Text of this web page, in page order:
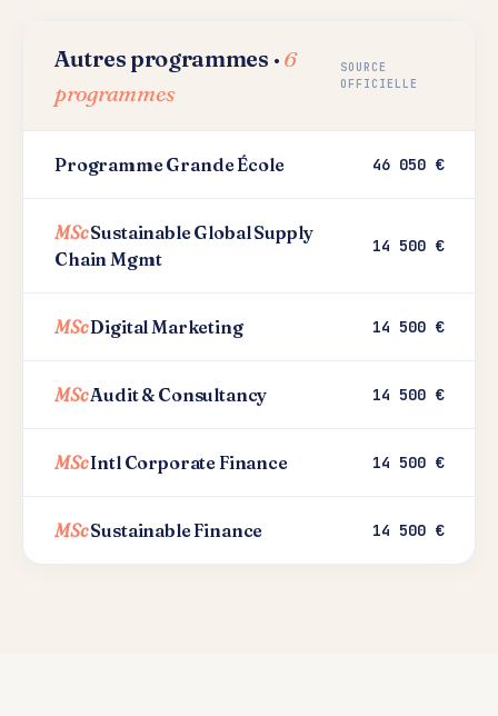
Autres programmes · 6
programmes
SOURCE
OFFICIELLE
Programme Grande École 46 050 €
MScSustainable Global Supply
Chain Mgmt
14 500 €
MScDigital Marketing 14 500 €
MScAudit & Consultancy 14 500 €
MScIntl Corporate Finance 14 500 €
MScSustainable Finance 14 500 €